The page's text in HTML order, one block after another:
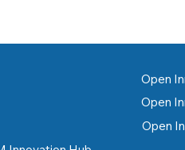
Open
Open
Open